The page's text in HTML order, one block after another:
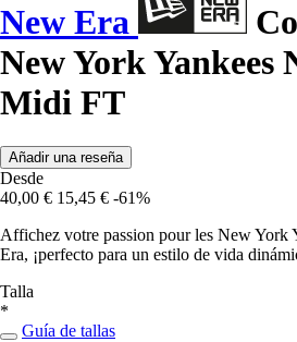
New Era
New York Yankees
Midi FT
Añadir una reseña
Desde
40,00 € 15,45 € -61%
Affichez votre passion pour les New York
Era, ¡perfecto para un estilo de vida
Talla
*
Guía de tallas